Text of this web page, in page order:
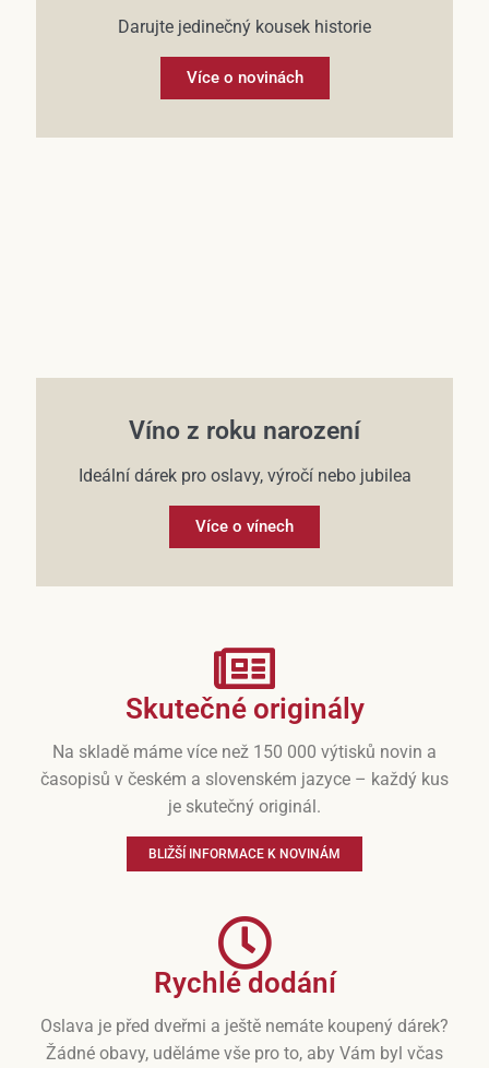
Darujte jedinečný kousek historie
Více o novinách
Víno z roku narození
Ideální dárek pro oslavy, výročí nebo jubilea
Více o vínech
Skutečné originály
Na skladě máme více než 150 000 výtisků novin a
časopisů v českém a slovenském jazyce – každý kus
je skutečný originál.
BLIŽŠÍ INFORMACE K NOVINÁM
Rychlé dodání
Oslava je před dveřmi a ještě nemáte koupený dárek?
Žádné obavy, uděláme vše pro to, aby Vám byl včas